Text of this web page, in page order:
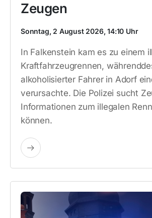
Zeugen
Sonntag, 2 August 2026, 14:10 Uhr
In Falkenstein kam es zu einem
Kraftfahrzeugrennen,
alkoholisierter Fahrer in Adorf
verursachte. Die Polizei sucht
Informationen zum illegalen
können.